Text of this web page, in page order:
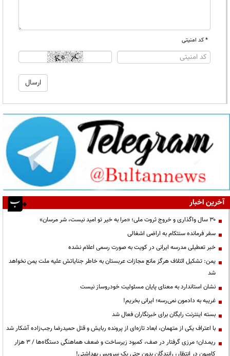
* کد امنیتی
آخرین اخبار
۳۰ سال واگذاری و خروج ثروت ملی؛ «مرا به خیر تو امید نیست، شر مرسان»
سفر فرمانده سنتکام به اراضی اشغالی
خبر تعطیلی مدرسه ایرانی در کویت به صورت رسمی اعلام نشده
یمن: تشکیل ائتلاف هرگز مانع مجازات عربستان به خاطر جنایاتش علیه ملت یمن نخواهد
شد
نشان استاندارد به معنای پایان مسئولیت خودروساز نیست
غریبه به دادمون نمی‌رسه؛ ایرانی بخریم!
بسته اینترنت رایگان برای خبرنگاران فعال شد
با اعتراف یکی از متهمان، ابعاد تازه‌ای از پرونده ربایش و قتل حمیدرضا رجب‌زاده آشکار شد
ریمـدان؛ مرزی گرفتار در صف، کمبود زیرساخت و ضعف هماهنگی دستگاه‌ها / ۳ هزار
کامیون در انتظار، رانندگان بدون حتی یک سرویس بهداشتی!